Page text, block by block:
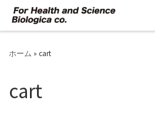
コンテンツへスキップ
ホーム » cart
cart